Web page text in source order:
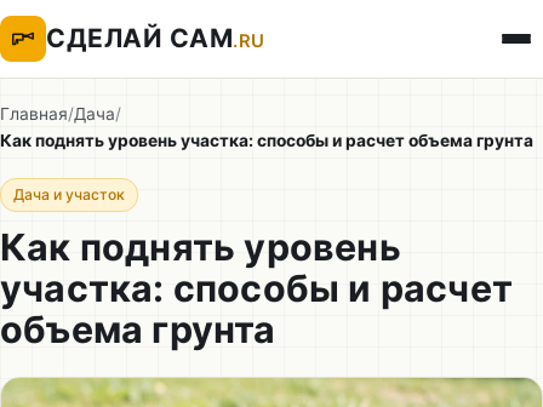
СДЕЛАЙ САМ.RU
Главная/Дача/
Как поднять уровень участка: способы и расчет объема грунта
Дача и участок
Как поднять уровень
участка: способы и расчет
объема грунта